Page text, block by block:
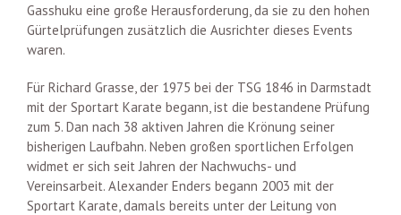
Gasshuku eine große Herausforderung, da sie zu den hohen
Gürtelprüfungen zusätzlich die Ausrichter dieses Events
waren.
Für Richard Grasse, der 1975 bei der TSG 1846 in Darmstadt
mit der Sportart Karate begann, ist die bestandene Prüfung
zum 5. Dan nach 38 aktiven Jahren die Krönung seiner
bisherigen Laufbahn. Neben großen sportlichen Erfolgen
widmet er sich seit Jahren der Nachwuchs- und
Vereinsarbeit. Alexander Enders begann 2003 mit der
Sportart Karate, damals bereits unter der Leitung von